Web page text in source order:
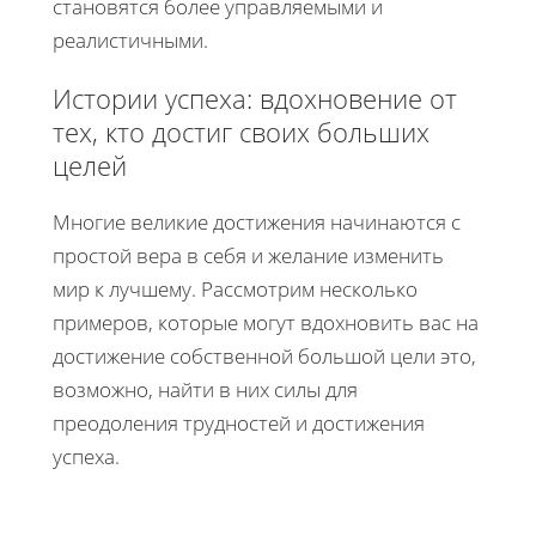
становятся более управляемыми и
реалистичными.
Истории успеха: вдохновение от
тех, кто достиг своих больших
целей
Многие великие достижения начинаются с
простой вера в себя и желание изменить
мир к лучшему. Рассмотрим несколько
примеров, которые могут вдохновить вас на
достижение собственной большой цели это,
возможно, найти в них силы для
преодоления трудностей и достижения
успеха.